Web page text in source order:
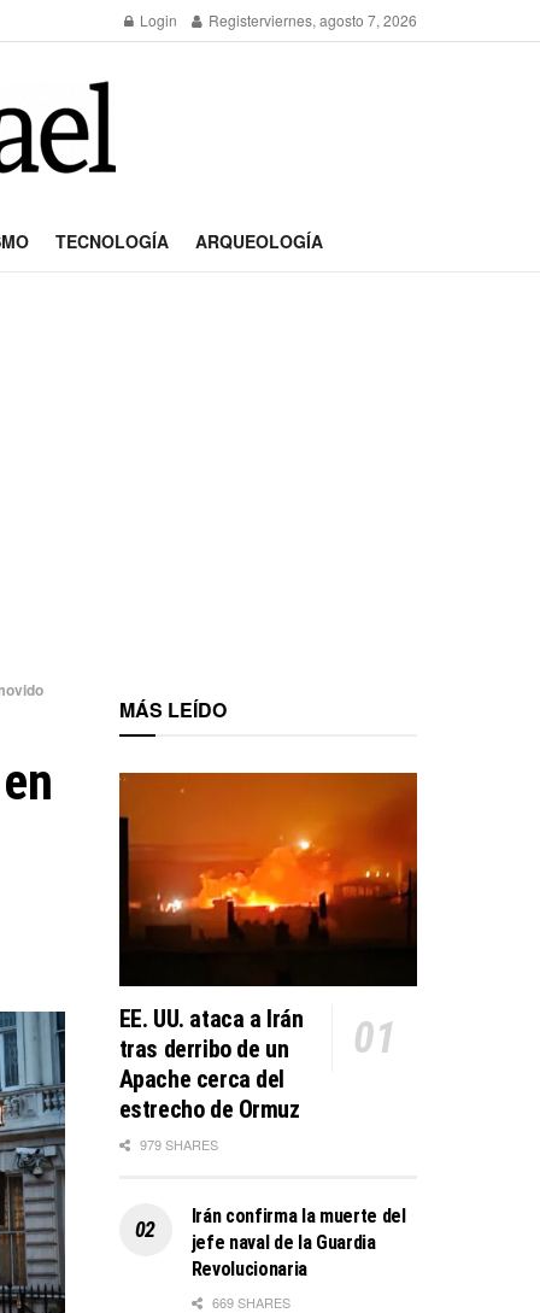
Login Registerviernes, agosto 7, 2026
TECNOLOGÍA ARQUEOLOGÍA
MÁS LEÍDO
EE. UU. ataca a Irán
tras derribo de un
Apache cerca del
estrecho de Ormuz
979 SHARES
Irán confirma la muerte del
jefe naval de la Guardia
Revolucionaria
669 SHARES